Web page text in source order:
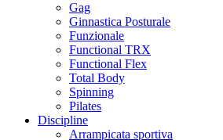
Gag
Ginnastica Posturale
Funzionale
Functional TRX
Functional Flex
Total Body
Spinning
Pilates
Discipline
Arrampicata sportiva